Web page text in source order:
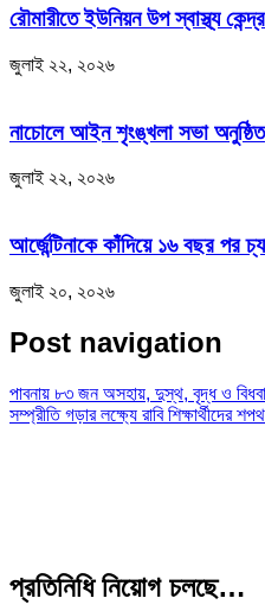
রৌমারীতে ইউনিয়ন উপ স্বাস্থ্য
জুলাই ২২, ২০২৬
নাচোলে আইন শৃংঙ্খলা সভা অনুষ্ঠিত
জুলাই ২২, ২০২৬
আর্জেন্টিনাকে কাঁদিয়ে ১৬ বছর পর
জুলাই ২০, ২০২৬
Post navigation
পাবনায় ৮৩ জন অসহায়, দুস্থ, বৃদ্ধ ও
সম্প্রীতি গড়ার লক্ষ্যে রাবি শিক্ষার্থীদের
প্রতিনিধি নিয়োগ চলছে…